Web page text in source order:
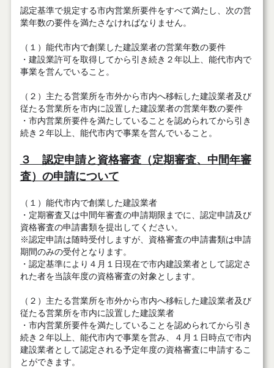
認定基準で規定する市内営業所要件をすべて満たし、次の営
業年数の要件を満たさなければなりません。
（１）能代市内で創業した建設業者の営業年数の要件
・建設業許可を取得してから引き続き２年以上、能代市内で
事業を営んでいること。
（２）主たる営業所を市外から市内へ移転した建設業者及び
従たる営業所を市内に設置した建設業者の営業年数の要件
・市内営業所要件を満たしていることを認められてから引き
続き２年以上、能代市内で事業を営んでいること。
３ 認定申請と資格審査（定期審査、中間年審
査）の申請について
（１）能代市内で創業した建設業者
・定期審査又は中間年審査の申請期限までに、認定申請及び
資格審査の申請書類を提出してください。
※認定申請は随時受付しますが、資格審査の申請書類は申請
期間のみの受付となります。
・認定基準により４月１日現在で市内建設業者として認定さ
れた者を当該年度の資格審査の対象とします。
（２）主たる営業所を市外から市内へ移転した建設業者及び
従たる営業所を市内に設置した建設業者
・市内営業所要件を満たしていることを認められてから引き
続き２年以上、能代市内で事業を営み、４月１日時点で市内
建設業者として認定される予定年度の資格審査に申請するこ
とができます。